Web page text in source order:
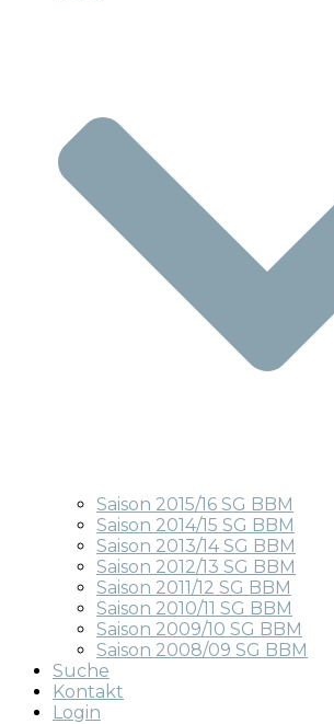
Saison 2015/16 SG BBM
Saison 2014/15 SG BBM
Saison 2013/14 SG BBM
Saison 2012/13 SG BBM
Saison 2011/12 SG BBM
Saison 2010/11 SG BBM
Saison 2009/10 SG BBM
Saison 2008/09 SG BBM
Suche
Kontakt
Login